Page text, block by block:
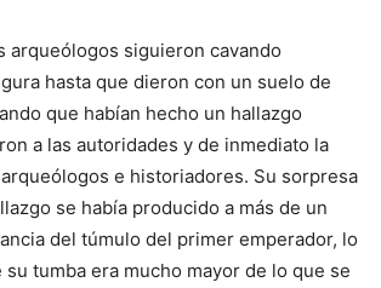
arqueólogos siguieron cavando
hasta que dieron con un suelo de
que habían hecho un hallazgo
a las autoridades y de inmediato la
e historiadores. Su sorpresa
se había producido a más de un
del túmulo del primer emperador, lo
tumba era mucho mayor de lo que se